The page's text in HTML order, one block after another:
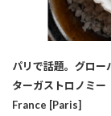
パリで話題。グロー
ターガストロノミー
France [Paris]